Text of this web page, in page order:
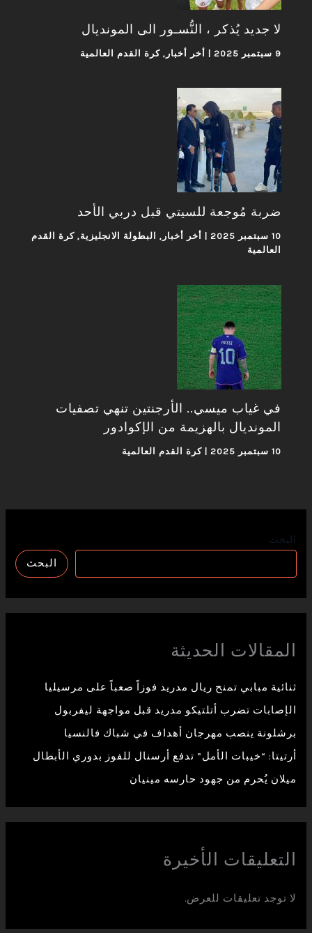
لا جديد يُذكر ، النُّسـور الى المونديال
9 سبتمبر 2025 أخر أخبار ,كرة القدم العالمية
ضربة مُوجعة للسيتي قبل دربي الأحد
10 سبتمبر 2025 أخر أخبار , البطولة الانجليزية ,كرة القدم
العالمية
في غياب ميسي.. الأرجنتين تنهي تصفيات
المونديال بالهزيمة من الإكوادور
10 سبتمبر 2025 |كرة القدم العالمية
البحث
البحث
المقالات الحديثة
ثنائية مبابي تمنح ريال مدريد فوزاً صعباً على مرسيليا
الإصابات تضرب أتلتيكو مدريد قبل مواجهة ليفربول
برشلونة ينصب مهرجان أهداف في شباك فالنسيا
أرتيتا: “خيبات الأمل” تدفع أرسنال للفوز بدوري الأبطال
ميلان يُحرم من جهود حارسه مينيان
التعليقات الأخيرة
لا توجد تعليقات للعرض.